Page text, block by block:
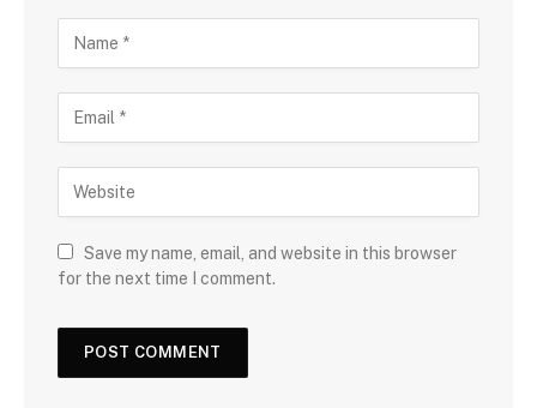
Save my name, email, and website in this browser
for the next time I comment.